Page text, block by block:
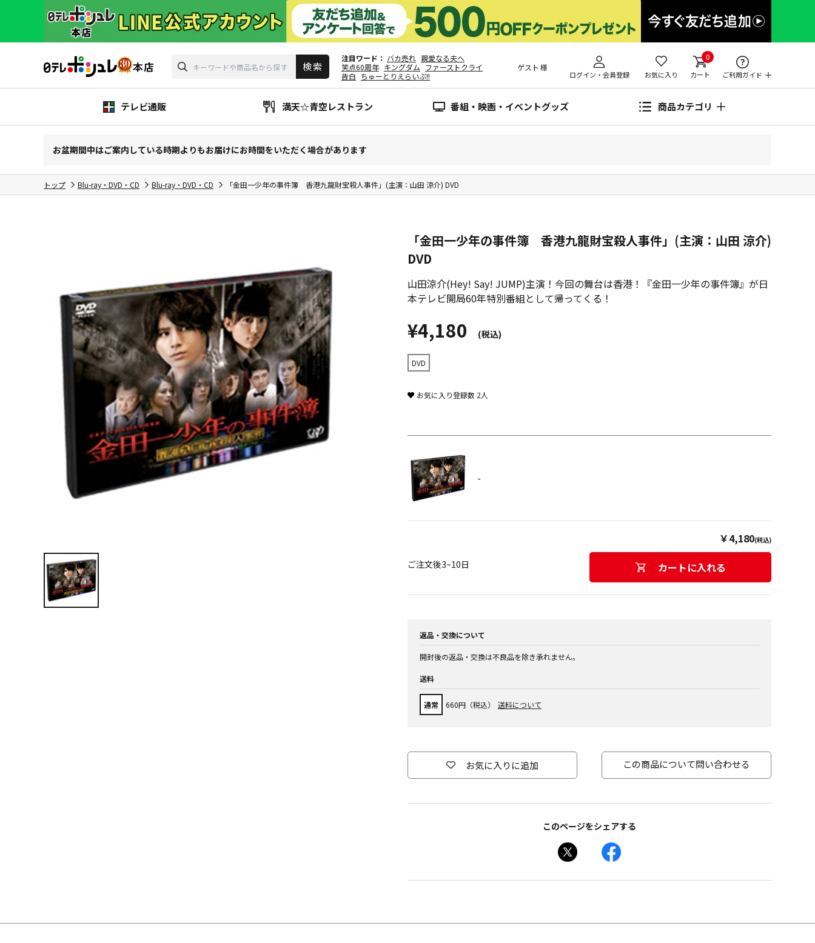
注目ワード バカ売れ 親愛なる夫へ
笑点60周年 キングダム ファーストクライ
告白 ちゅーとりえらいぶ!!
ゲスト 様
ログイン・会員登録 お気に入り
0
カート ご利用ガイド
テレビ通販 満天☆青空レストラン 番組・映画・イベントグッズ 商品カテゴリ
お盆期間中はご案内している時期よりもお届けにお時間をいただく場合があります
トップ Blu-ray・DVD・CD Blu-ray・DVD・CD 「金田一少年の事件簿 香港九龍財宝殺人事件」(主演：山田 涼介) DVD
「金田一少年の事件簿 香港九龍財宝殺人事件」(主演：山田 涼介)
DVD
山田涼介(Hey! Say! JUMP)主演！今回の舞台は香港！『金田一少年の事件簿』が日
本テレビ開局60年特別番組として帰ってくる！
¥4,180 (税込)
DVD
お気に入り登録数 2人
-
￥4,180(税込)
ご注文後3~10日 カートに入れる
返品・交換について
開封後の返品・交換は不良品を除き承れません。
送料
通常 660円（税込） 送料について
お気に入りに追加 この商品について問い合わせる
このページをシェアする